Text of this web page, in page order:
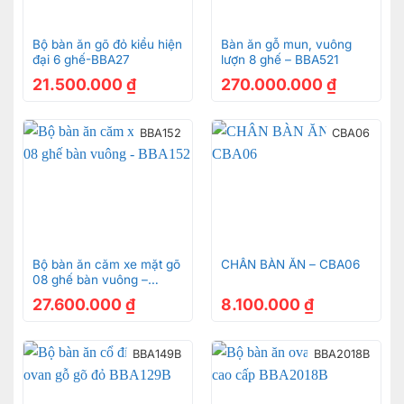
Sản phẩm này được sản xuất thủ công 100%, có
lừng danh nhất trên thế giới. Những người thợ thi
công với 20-30 năm kinh nghiệm đã vô cùng tỉ mỉ,
lòng tuyệt đối. Nhìn chung đã lựa chọn là chắc chắn
không đụng hàng.
Bộ bàn ăn gõ đỏ kiểu hiện
đại 6 ghế-BBA27
21.500.000 ₫
Bàn ăn gỗ mun, vuông
lượn 8 ghế – BBA521
270.000.000 ₫
BBA152
Bộ bàn ăn căm xe mặt gõ
08 ghế bàn vuông –
BBA152
27.600.000 ₫
CBA06
CHÂN BÀN ĂN – CBA06
8.100.000 ₫
BBA149B BBA2018B